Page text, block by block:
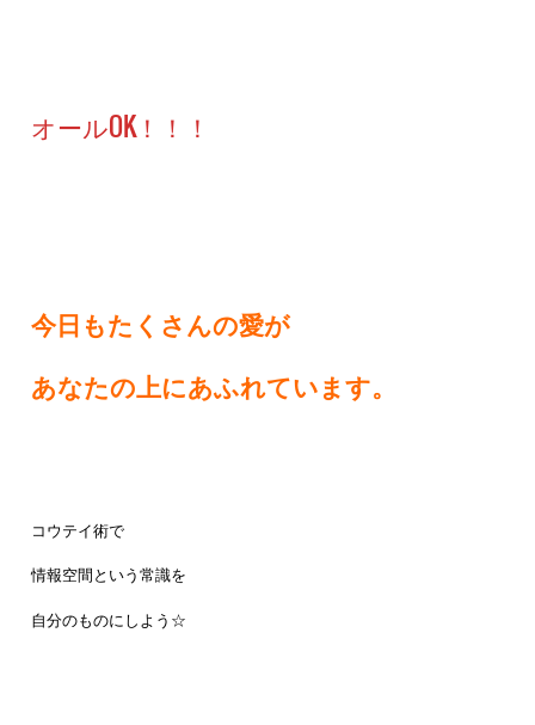
オールOK！！！
今日もたくさんの愛が
あなたの上にあふれています。
コウテイ術で
情報空間という常識を
自分のものにしよう☆